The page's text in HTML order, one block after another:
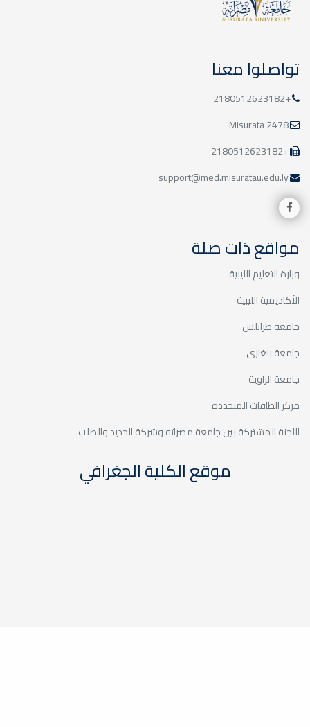
تواصلوا معنا
+2180512623182
2478 Misurata
+2180512623182
support@med.misuratau.edu.ly
مواقع ذات صلة
وزارة التعليم الليبية
الأكاديمية الليبية
جامعة طرابلس
جامعة بنغازي
جامعة الزاوية
مركز الطاقات المتجددة
اللجنة المشتركة بين جامعة مصراته وشركة الحديد والصلب
موقع الكلية الجغرافي